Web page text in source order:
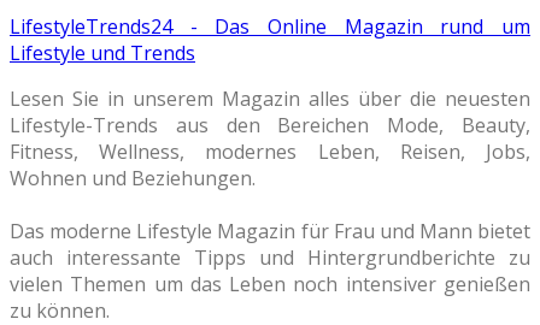
LifestyleTrends24 - Das Online Magazin rund um
Lifestyle und Trends
Lesen Sie in unserem Magazin alles über die neuesten
Lifestyle-Trends aus den Bereichen Mode, Beauty,
Fitness, Wellness, modernes Leben, Reisen, Jobs,
Wohnen und Beziehungen.
Das moderne Lifestyle Magazin für Frau und Mann bietet
auch interessante Tipps und Hintergrundberichte zu
vielen Themen um das Leben noch intensiver genießen
zu können.